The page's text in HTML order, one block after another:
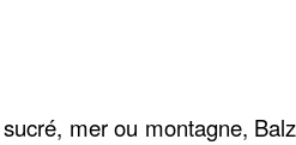
mer ou montagne,